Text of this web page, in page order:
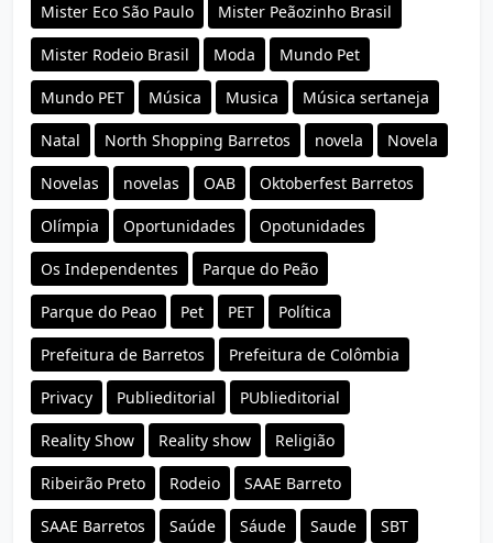
Mister Eco São Paulo Mister Peãozinho Brasil
Mister Rodeio Brasil Moda Mundo Pet
Mundo PET Música Musica Música sertaneja
Natal North Shopping Barretos novela Novela
Novelas novelas OAB Oktoberfest Barretos
Olímpia Oportunidades Opotunidades
Os Independentes Parque do Peão
Parque do Peao Pet PET Política
Prefeitura de Barretos Prefeitura de Colômbia
Privacy Publieditorial PUblieditorial
Reality Show Reality show Religião
Ribeirão Preto Rodeio SAAE Barreto
SAAE Barretos Saúde Sáude Saude SBT